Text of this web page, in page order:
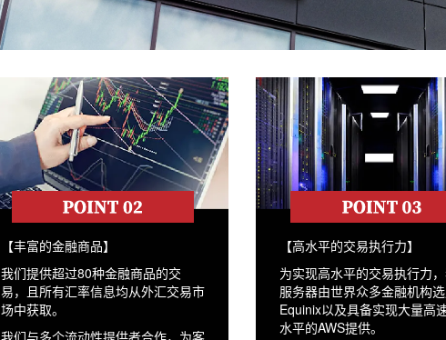
【丰富的金融商品】
我们提供超过80种金融商品的交
易，且所有汇率信息均从外汇交易市
场中获取。
【高水平的交易执行力】
为实现高水平的交易执行力
服务器由世界众多金融机构
Equinix以及具备实现大量高
水平的AWS提供。